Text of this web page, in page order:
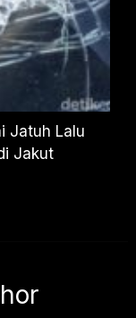
Jatuh Lalu
Jakut